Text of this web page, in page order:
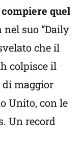
quel
nel suo “Daily
che il
colpisce il
di maggior
Unito, con le
Un record